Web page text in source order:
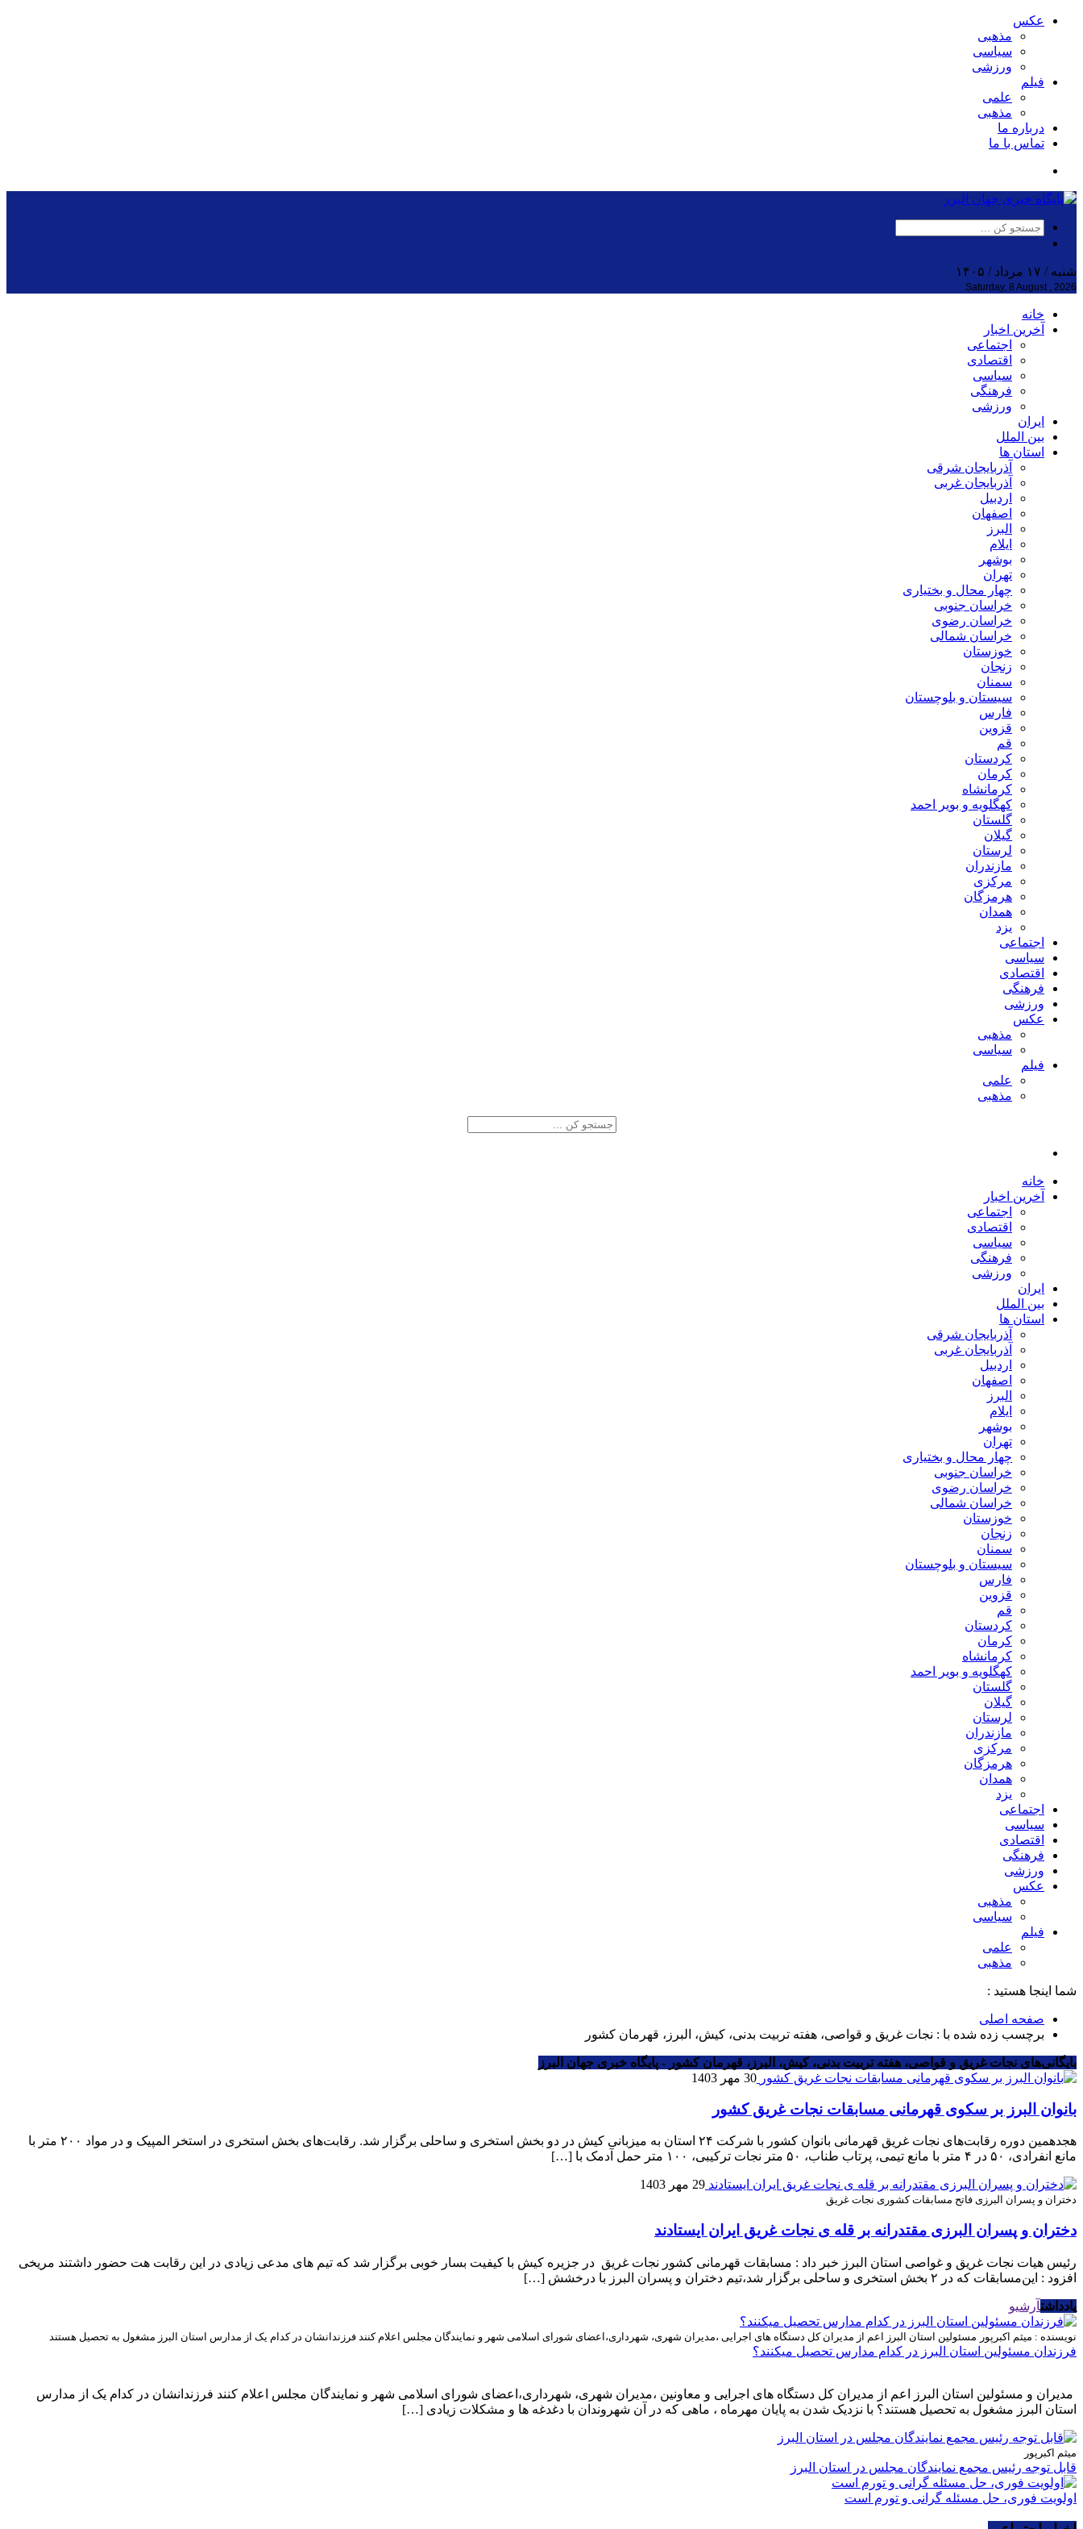
عکس
مذهبی
سیاسی
ورزشی
فیلم
علمی
مذهبی
درباره ما
تماس با ما
شنبه / ۱۷ مرداد / ۱۴۰۵
Saturday, 8 August , 2026
خانه
آخرین اخبار
اجتماعی
اقتصادی
سیاسی
فرهنگی
ورزشی
ایران
بین الملل
استان ها
آذربایجان شرقی
آذربایجان غربی
اردبیل
اصفهان
البرز
ایلام
بوشهر
تهران
چهار محال و بختیاری
خراسان جنوبی
خراسان رضوی
خراسان شمالی
خوزستان
زنجان
سمنان
سیستان و بلوچستان
فارس
قزوین
قم
کردستان
کرمان
کرمانشاه
کهگلویه و بویر احمد
گلستان
گیلان
لرستان
مازندران
مرکزی
هرمزگان
همدان
یزد
اجتماعی
سیاسی
اقتصادی
فرهنگی
ورزشی
عکس
مذهبی
سیاسی
فیلم
علمی
مذهبی
خانه
آخرین اخبار
اجتماعی
اقتصادی
سیاسی
فرهنگی
ورزشی
ایران
بین الملل
استان ها
آذربایجان شرقی
آذربایجان غربی
اردبیل
اصفهان
البرز
ایلام
بوشهر
تهران
چهار محال و بختیاری
خراسان جنوبی
خراسان رضوی
خراسان شمالی
خوزستان
زنجان
سمنان
سیستان و بلوچستان
فارس
قزوین
قم
کردستان
کرمان
کرمانشاه
کهگلویه و بویر احمد
گلستان
گیلان
لرستان
مازندران
مرکزی
هرمزگان
همدان
یزد
اجتماعی
سیاسی
اقتصادی
فرهنگی
ورزشی
عکس
مذهبی
سیاسی
فیلم
علمی
مذهبی
شما اینجا هستید :
صفحه اصلی
برچسب زده شده با : نجات غریق و قواصی، هفته تربیت بدنی، کیش، البرز، قهرمان کشور
بایگانی‌های نجات غریق و قواصی، هفته تربیت بدنی، کیش، البرز، قهرمان کشور - پایگاه خبری جهان البرز
30 مهر 1403
بانوان البرز بر سکوی قهرمانی مسابقات نجات غریق کشور
هجدهمین دوره رقابت‌های نجات غریق قهرمانی بانوان کشور با شرکت ۲۴ استان به میزبانی کیش در دو بخش استخری و ساحلی برگزار شد. رقابت‌های بخش استخری در استخر المپیک و در مواد ۲۰۰ متر با
مانع انفرادی، ۵۰ در ۴ متر با مانع تیمی، پرتاب طناب، ۵۰ متر نجات ترکیبی، ۱۰۰ متر حمل آدمک با […]
29 مهر 1403
دختران و پسران البرزی فاتح مسابقات کشوری نجات غریق
دختران و پسران البرزی مقتدرانه بر قله ی نجات غریق ایران ایستادند
رئیس هیات نجات غریق و غواصی استان البرز خبر داد : مسابقات قهرمانی کشور نجات غریق در جزیره کیش با کیفیت بسار خوبی برگزار شد که تیم های مدعی زیادی در این رقابت هت حضور داشتند مریخی
افزود : این‌مسابقات که در ۲ بخش استخری و ساحلی برگزار شد،تیم دختران و پسران البرز با درخشش […]
یادداشتآرشیو
نویسنده : میثم اکبرپور مسئولین استان البرز اعم از مدیران کل دستگاه های اجرایی ،مدیران شهری، شهرداری،اعضای شورای اسلامی شهر و نمایندگان مجلس اعلام کنند فرزندانشان در کدام یک از مدارس استان البرز مشغول به تحصیل هستند
فرزندان مسئولین استان البرز در کدام مدارس تحصیل میکنند؟
مدیران و مسئولین استان البرز اعم از مدیران کل دستگاه های اجرایی و معاونین ،مدیران شهری، شهرداری،اعضای شورای اسلامی شهر و نمایندگان مجلس اعلام کنند فرزندانشان در کدام یک از مدارس
استان البرز مشغول به تحصیل هستند؟ با نزدیک شدن به پایان مهرماه ، ماهی که در آن شهروندان با دغدغه ها و مشکلات زیادی […]
میثم اکبرپور
قابل توجه رئیس مجمع نمایندگان مجلس در استان البرز
اولویت فوری، حل مسئله گرانی و تورم است